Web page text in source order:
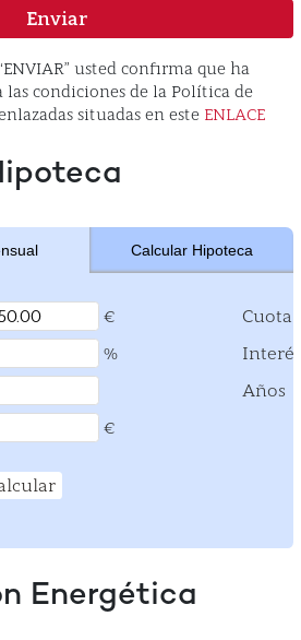
Enviar
usted confirma que ha
las condiciones de la Política de
situadas en este ENLACE
Calcular Hipoteca
€
%
€
Cuota
Años
Energética